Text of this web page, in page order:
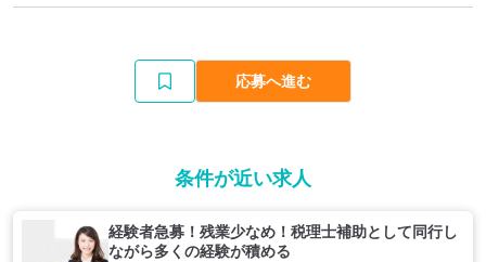
応募へ進む
条件が近い求人
経験者急募！残業少なめ！税理士補助として同行し
ながら多くの経験が積める